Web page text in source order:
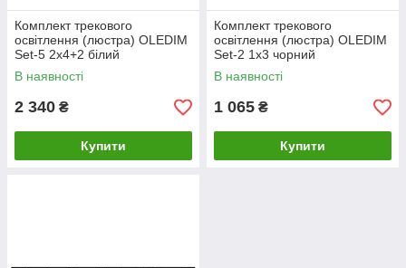
Комплект трекового
освітлення (люстра) OLEDIM
Set-5 2x4+2 білий
В наявності
2 340 ₴
Купити
Комплект трекового
освітлення (люстра) OLEDIM
Set-2 1x3 чорний
В наявності
1 065 ₴
Купити